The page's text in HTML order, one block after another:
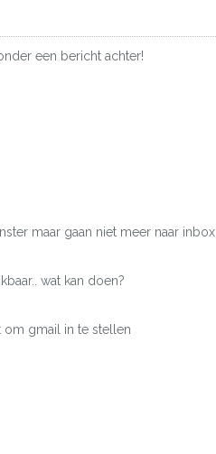
een bericht achter!
maar gaan niet meer naar inbox
wat kan doen?
om gmail in te stellen